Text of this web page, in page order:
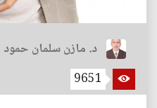
د. مازن سلمان حمود
9651